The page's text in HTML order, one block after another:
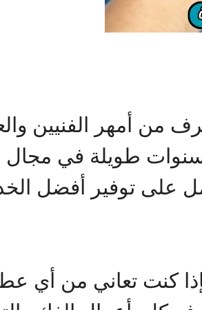
من أمهر الفنيين
لسنوات طويلة في
على توفير أفضل
كنت تعاني من أي